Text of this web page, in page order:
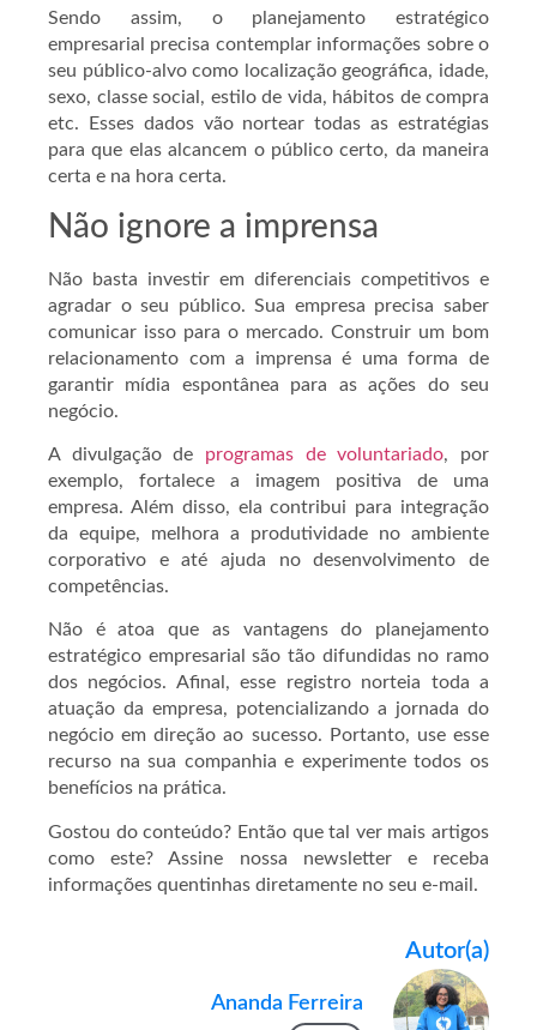
Sendo assim, o planejamento estratégico
empresarial precisa contemplar informações sobre o
seu público-alvo como localização geográfica, idade,
sexo, classe social, estilo de vida, hábitos de compra
etc. Esses dados vão nortear todas as estratégias
para que elas alcancem o público certo, da maneira
certa e na hora certa.
Não ignore a imprensa
Não basta investir em diferenciais competitivos e
agradar o seu público. Sua empresa precisa saber
comunicar isso para o mercado. Construir um bom
relacionamento com a imprensa é uma forma de
garantir mídia espontânea para as ações do seu
negócio.
A divulgação de programas de voluntariado, por
exemplo, fortalece a imagem positiva de uma
empresa. Além disso, ela contribui para integração
da equipe, melhora a produtividade no ambiente
corporativo e até ajuda no desenvolvimento de
competências.
Não é atoa que as vantagens do planejamento
estratégico empresarial são tão difundidas no ramo
dos negócios. Afinal, esse registro norteia toda a
atuação da empresa, potencializando a jornada do
negócio em direção ao sucesso. Portanto, use esse
recurso na sua companhia e experimente todos os
benefícios na prática.
Gostou do conteúdo? Então que tal ver mais artigos
como este? Assine nossa newsletter e receba
informações quentinhas diretamente no seu e-mail.
Autor(a)
Ananda Ferreira